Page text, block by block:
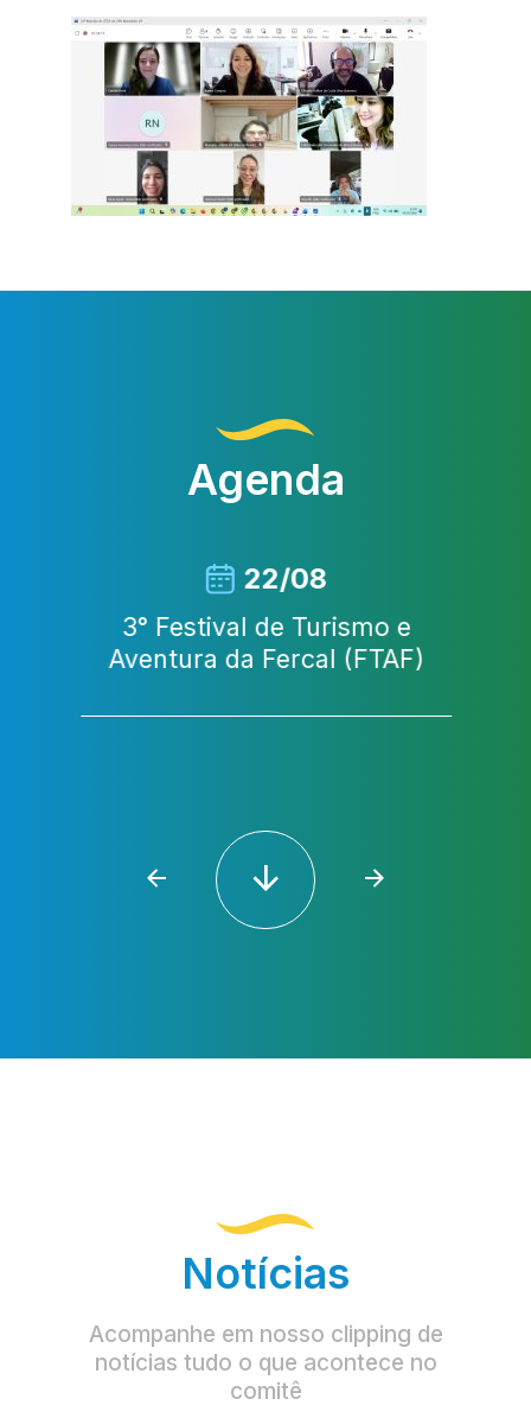
Agenda
22/08
3° Festival de Turismo e
Aventura da Fercal (FTAF)
Notícias
Acompanhe em nosso clipping de
notícias tudo o que acontece no
comitê